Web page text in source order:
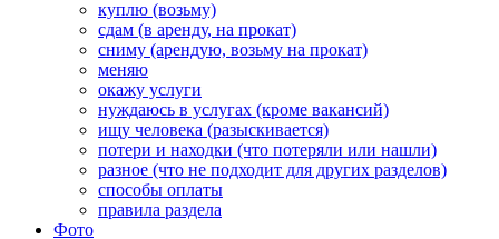
куплю (возьму)
сдам (в аренду, на прокат)
сниму (арендую, возьму на прокат)
меняю
окажу услуги
нуждаюсь в услугах (кроме вакансий)
ищу человека (разыскивается)
потери и находки (что потеряли или нашли)
разное (что не подходит для других разделов)
способы оплаты
правила раздела
Фото